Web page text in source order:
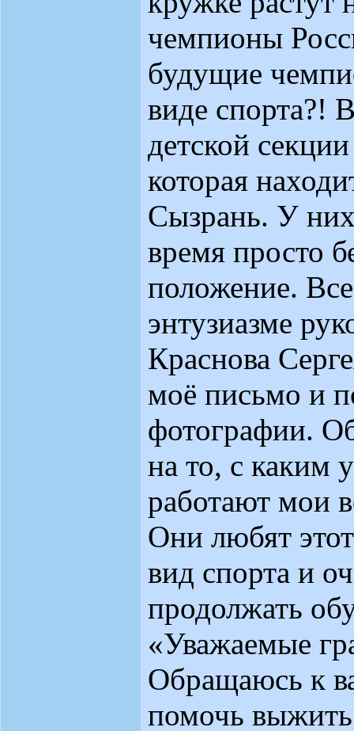
чемпионы
будущие
виде спорта?!
детской
которая
Сызрань. У
время просто
положение.
энтузиазме
Краснова
моё письмо и
фотографии.
на то, с каким
работают мои
Они любят
вид спорта и
продолжать
«Уважаемые
Обращаюсь к
помочь выжить